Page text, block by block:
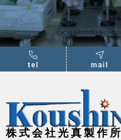
tel mail
株式会社光真製作所